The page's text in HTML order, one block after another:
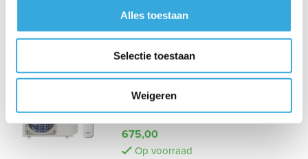
Alles toestaan
Selectie toestaan
Weigeren
Een selectie van onze airco's
Sendo AEOLOS split unit airco
3,5 kW
675,00
Op voorraad